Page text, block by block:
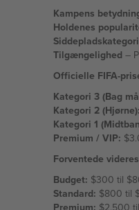
Kampens
Holdenes
Siddepladskategori
Tilgængelighed –
Officielle FIFA-
Kategori 3 (Bag
Kategori 2 (Hjørne):
Kategori 1
Premium / VIP:
Forventede
Budget: $300 til
Standard: $800 til
Premium: $2.500